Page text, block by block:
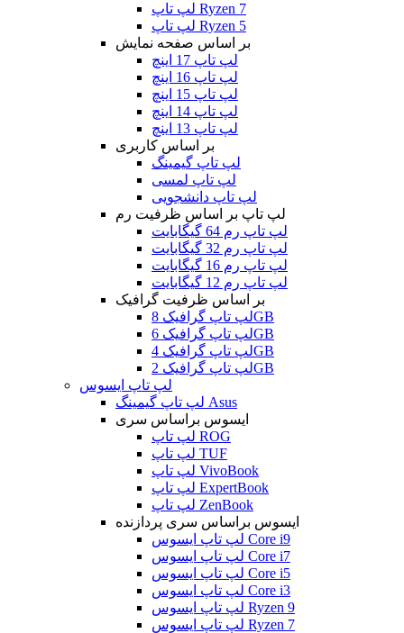
لپ تاپ Ryzen 7
لپ تاپ Ryzen 5
بر اساس صفحه نمایش
لپ تاپ 17 اینچ
لپ تاپ 16 اینچ
لپ تاپ 15 اینچ
لپ تاپ 14 اینچ
لپ تاپ 13 اینچ
بر اساس کاربری
لپ تاپ گیمینگ
لپ تاپ لمسی
لپ تاپ دانشجویی
لپ تاپ بر اساس ظرفیت رم
لپ تاپ رم 64 گیگابایت
لپ تاپ رم 32 گیگابایت
لپ تاپ رم 16 گیگابایت
لپ تاپ رم 12 گیگابایت
بر اساس ظرفیت گرافیک
لپ تاپ گرافیک 8GB
لپ تاپ گرافیک 6GB
لپ تاپ گرافیک 4GB
لپ تاپ گرافیک 2GB
لپ تاپ ایسوس
لپ تاپ گیمینگ Asus
ایسوس براساس سری
لپ تاپ ROG
لپ تاپ TUF
لپ تاپ VivoBook
لپ تاپ ExpertBook
لپ تاپ ZenBook
ایسوس براساس سری پردازنده
لپ تاپ ایسوس Core i9
لپ تاپ ایسوس Core i7
لپ تاپ ایسوس Core i5
لپ تاپ ایسوس Core i3
لپ تاپ ایسوس Ryzen 9
لپ تاپ ایسوس Ryzen 7